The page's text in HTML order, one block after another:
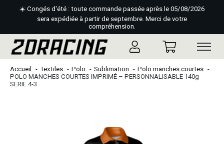
☀️ Congés d'été : toute commande passée après le 05/08/2026
sera expédiée à partir de septembre. Merci de votre
compréhension.
Accueil Textiles Polo Sublimation
Polo manches courtes
POLO MANCHES COURTES IMPRIMÉ – PERSONNALISABLE 140g
SERIE 4-3